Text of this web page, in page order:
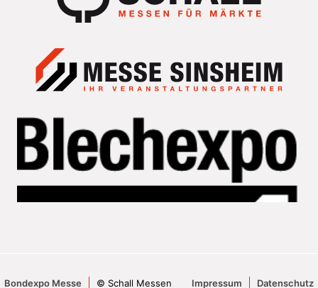
Bondexpo Messe © Schall Messen Impressum Datenschutz